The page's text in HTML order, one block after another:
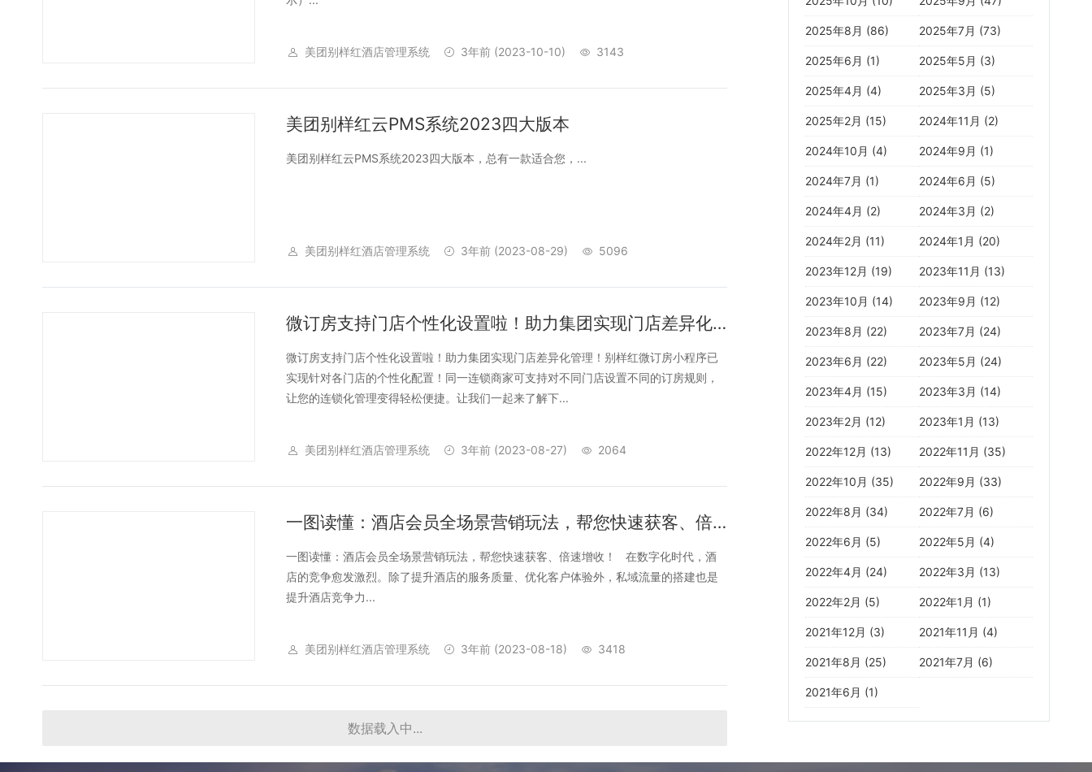
美团别样红酒店管理系统 3年前 (2023-10-10) 3143
美团别样红云PMS系统2023四大版本
美团别样红云PMS系统2023四大版本，总有一款适合您，...
美团别样红酒店管理系统 3年前 (2023-08-29) 5096
微订房支持门店个性化设置啦！助力集团实现门店差异化管理！
微订房支持门店个性化设置啦！助力集团实现门店差异化管理！别样红微订房小程序已
实现针对各门店的个性化配置！同一连锁商家可支持对不同门店设置不同的订房规则，
让您的连锁化管理变得轻松便捷。让我们一起来了解下...
美团别样红酒店管理系统 3年前 (2023-08-27) 2064
一图读懂：酒店会员全场景营销玩法，帮您快速获客、倍速增收！
一图读懂：酒店会员全场景营销玩法，帮您快速获客、倍速增收！ 在数字化时代，酒
店的竞争愈发激烈。除了提升酒店的服务质量、优化客户体验外，私域流量的搭建也是
提升酒店竞争力...
美团别样红酒店管理系统 3年前 (2023-08-18) 3418
数据载入中...
2025年8月 (86) 2025年7月 (73)
2025年6月 (1) 2025年5月 (3)
2025年4月 (4) 2025年3月 (5)
2025年2月 (15) 2024年11月 (2)
2024年10月 (4) 2024年9月 (1)
2024年7月 (1) 2024年6月 (5)
2024年4月 (2) 2024年3月 (2)
2024年2月 (11) 2024年1月 (20)
2023年12月 (19) 2023年11月 (13)
2023年10月 (14) 2023年9月 (12)
2023年8月 (22) 2023年7月 (24)
2023年6月 (22) 2023年5月 (24)
2023年4月 (15) 2023年3月 (14)
2023年2月 (12) 2023年1月 (13)
2022年12月 (13) 2022年11月 (35)
2022年10月 (35) 2022年9月 (33)
2022年8月 (34) 2022年7月 (6)
2022年6月 (5) 2022年5月 (4)
2022年4月 (24) 2022年3月 (13)
2022年2月 (5) 2022年1月 (1)
2021年12月 (3) 2021年11月 (4)
2021年8月 (25) 2021年7月 (6)
2021年6月 (1)